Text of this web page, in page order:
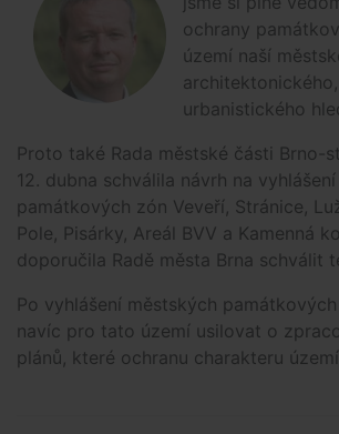
ochrany
území naší
urbanistického
Proto také Rada městské části Brno-
12. dubna schválila návrh na
památkových zón Veveří, Stránice,
Pole, Pisárky, Areál BVV a Kamenná
doporučila Radě města Brna schválit
Po vyhlášení městských
navíc pro tato území usilovat o
plánů, které ochranu charakteru